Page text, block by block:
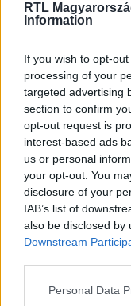
RTL
Information
If you wish to opt-
processing of your
targeted advertising
section to confirm
opt-out request is
interest-based ads
us or personal
your opt-out. You
disclosure of your
IAB’s list of
also be disclosed by
Downstream
Please note that
Personal Data
Kövess
#KÜLFÖLD #
# HERE #HARAPÁS